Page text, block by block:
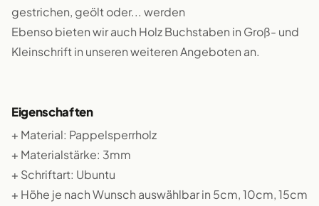
gestrichen, geölt oder... werden
Ebenso bieten wir auch Holz Buchstaben in Groß- und
Kleinschrift in unseren weiteren Angeboten an.
Eigenschaften
+ Material: Pappelsperrholz
+ Materialstärke: 3mm
+ Schriftart: Ubuntu
+ Höhe je nach Wunsch auswählbar in 5cm, 10cm, 15cm